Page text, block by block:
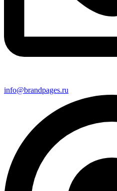
info@brandpages.ru